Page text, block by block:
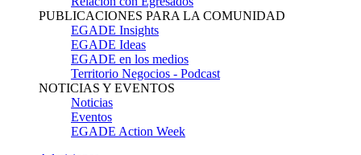
PUBLICACIONES PARA LA COMUNIDAD
EGADE Insights
EGADE Ideas
EGADE en los medios
Territorio Negocios - Podcast
NOTICIAS Y EVENTOS
Noticias
Eventos
EGADE Action Week